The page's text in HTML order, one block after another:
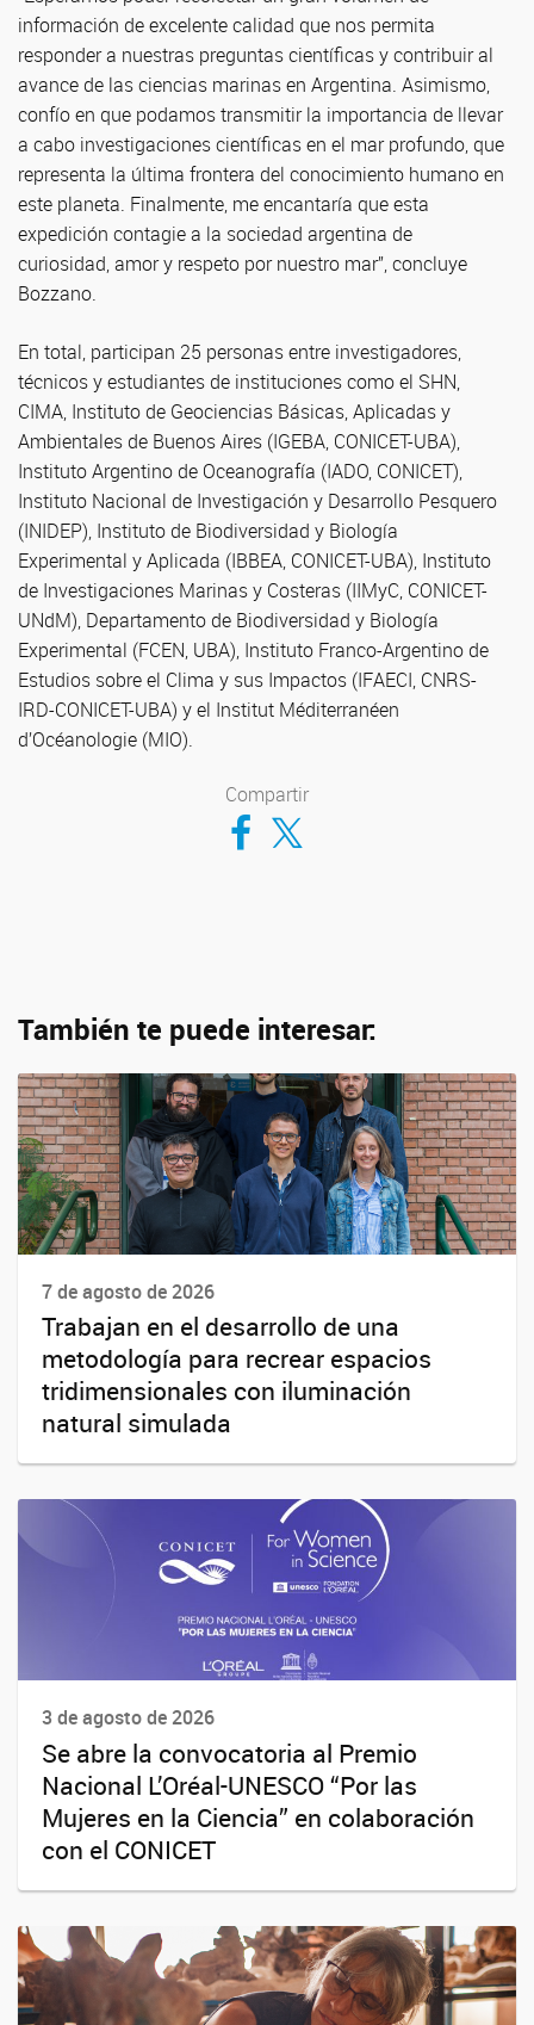
información de excelente calidad que nos permita
responder a nuestras preguntas científicas y contribuir al
avance de las ciencias marinas en Argentina. Asimismo,
confío en que podamos transmitir la importancia de llevar
a cabo investigaciones científicas en el mar profundo, que
representa la última frontera del conocimiento humano en
este planeta. Finalmente, me encantaría que esta
expedición contagie a la sociedad argentina de
curiosidad, amor y respeto por nuestro mar”, concluye
Bozzano.
En total, participan 25 personas entre investigadores,
técnicos y estudiantes de instituciones como el SHN,
CIMA, Instituto de Geociencias Básicas, Aplicadas y
Ambientales de Buenos Aires (IGEBA, CONICET-UBA),
Instituto Argentino de Oceanografía (IADO, CONICET),
Instituto Nacional de Investigación y Desarrollo Pesquero
(INIDEP), Instituto de Biodiversidad y Biología
Experimental y Aplicada (IBBEA, CONICET-UBA), Instituto
de Investigaciones Marinas y Costeras (IIMyC, CONICET-
UNdM), Departamento de Biodiversidad y Biología
Experimental (FCEN, UBA), Instituto Franco-Argentino de
Estudios sobre el Clima y sus Impactos (IFAECI, CNRS-
IRD-CONICET-UBA) y el Institut Méditerranéen
d’Océanologie (MIO).
Compartir
Compartir en Facebook
Compartir en Twitter
También te puede interesar:
7 de agosto de 2026
Trabajan en el desarrollo de una
metodología para recrear espacios
tridimensionales con iluminación
natural simulada
3 de agosto de 2026
Se abre la convocatoria al Premio
Nacional L’Oréal-UNESCO “Por las
Mujeres en la Ciencia” en colaboración
con el CONICET